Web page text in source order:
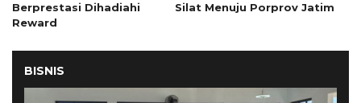
Berprestasi Dihadiahi
Reward
Silat Menuju Porprov Jatim
BISNIS